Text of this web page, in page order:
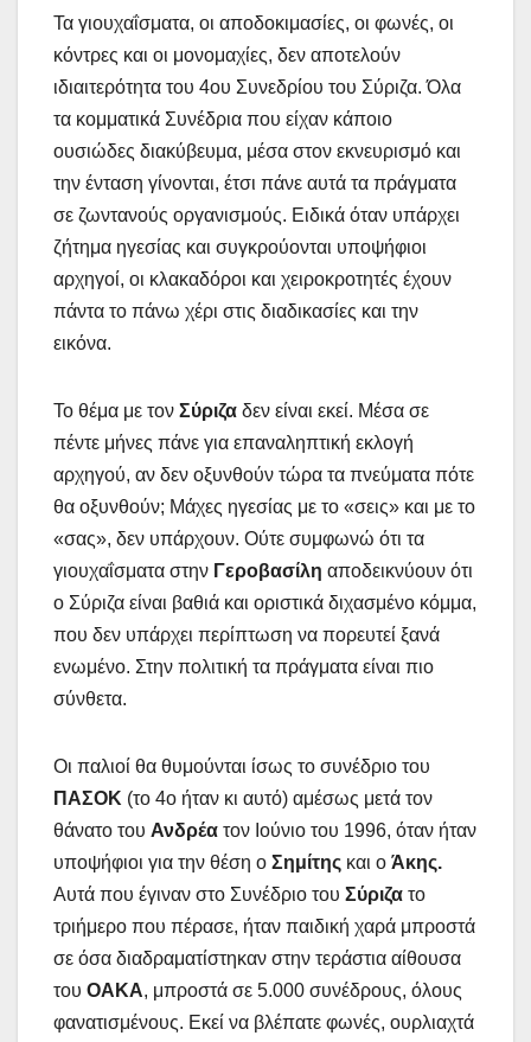
Τα γιουχαΐσματα, οι αποδοκιμασίες, οι φωνές, οι
κόντρες και οι μονομαχίες, δεν αποτελούν
ιδιαιτερότητα του 4ου Συνεδρίου του Σύριζα. Όλα
τα κομματικά Συνέδρια που είχαν κάποιο
ουσιώδες διακύβευμα, μέσα στον εκνευρισμό και
την ένταση γίνονται, έτσι πάνε αυτά τα πράγματα
σε ζωντανούς οργανισμούς. Ειδικά όταν υπάρχει
ζήτημα ηγεσίας και συγκρούονται υποψήφιοι
αρχηγοί, οι κλακαδόροι και χειροκροτητές έχουν
πάντα τo πάνω χέρι στις διαδικασίες και την
εικόνα.
Το θέμα με τον Σύριζα δεν είναι εκεί. Μέσα σε
πέντε μήνες πάνε για επαναληπτική εκλογή
αρχηγού, αν δεν οξυνθούν τώρα τα πνεύματα πότε
θα οξυνθούν; Μάχες ηγεσίας με το «σεις» και με το
«σας», δεν υπάρχουν. Ούτε συμφωνώ ότι τα
γιουχαΐσματα στην Γεροβασίλη αποδεικνύουν ότι
ο Σύριζα είναι βαθιά και οριστικά διχασμένο κόμμα,
που δεν υπάρχει περίπτωση να πορευτεί ξανά
ενωμένο. Στην πολιτική τα πράγματα είναι πιο
σύνθετα.
Οι παλιοί θα θυμούνται ίσως το συνέδριο του
ΠΑΣΟΚ (το 4ο ήταν κι αυτό) αμέσως μετά τον
θάνατο του Ανδρέα τον Ιούνιο του 1996, όταν ήταν
υποψήφιοι για την θέση ο Σημίτης και ο Άκης.
Αυτά που έγιναν στο Συνέδριο του Σύριζα το
τριήμερο που πέρασε, ήταν παιδική χαρά μπροστά
σε όσα διαδραματίστηκαν στην τεράστια αίθουσα
του ΟΑΚΑ, μπροστά σε 5.000 συνέδρους, όλους
φανατισμένους. Εκεί να βλέπατε φωνές, ουρλιαχτά